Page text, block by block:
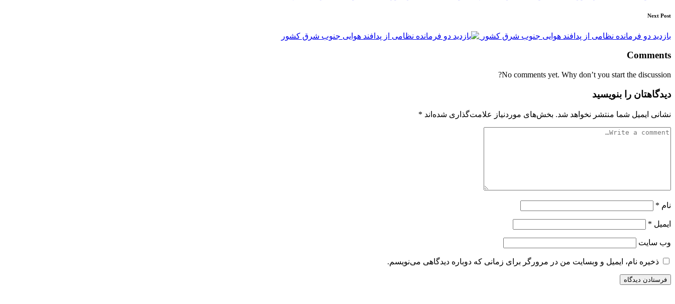
Next Post
بازدید دو فرمانده نظامی از پدافند هوایی جنوب شرق کشور
Comments
No comments yet. Why don’t you start the discussion?
دیدگاهتان را بنویسید
نشانی ایمیل شما منتشر نخواهد شد. بخش‌های موردنیاز علامت‌گذاری شده‌اند *
نام *
ایمیل *
وب‌ سایت
ذخیره نام، ایمیل و وبسایت من در مرورگر برای زمانی که دوباره دیدگاهی می‌نویسم.